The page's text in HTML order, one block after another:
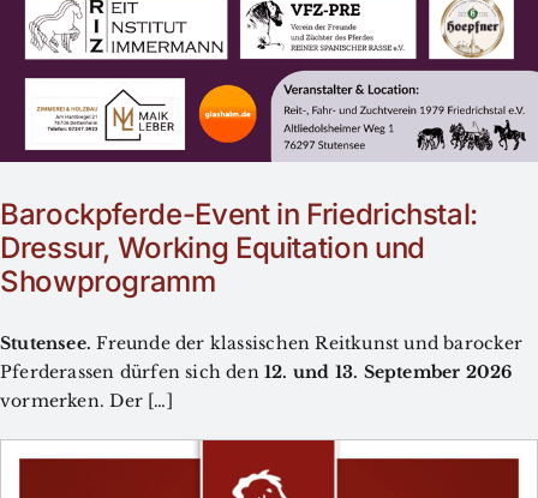
Barockpferde-Event in Friedrichstal:
Dressur, Working Equitation und
Showprogramm
Stutensee. Freunde der klassischen Reitkunst und barocker
Pferderassen dürfen sich den12. und 13. September 2026
vormerken. Der […]